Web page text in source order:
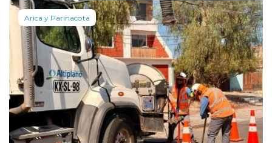
Arica y Parinacota